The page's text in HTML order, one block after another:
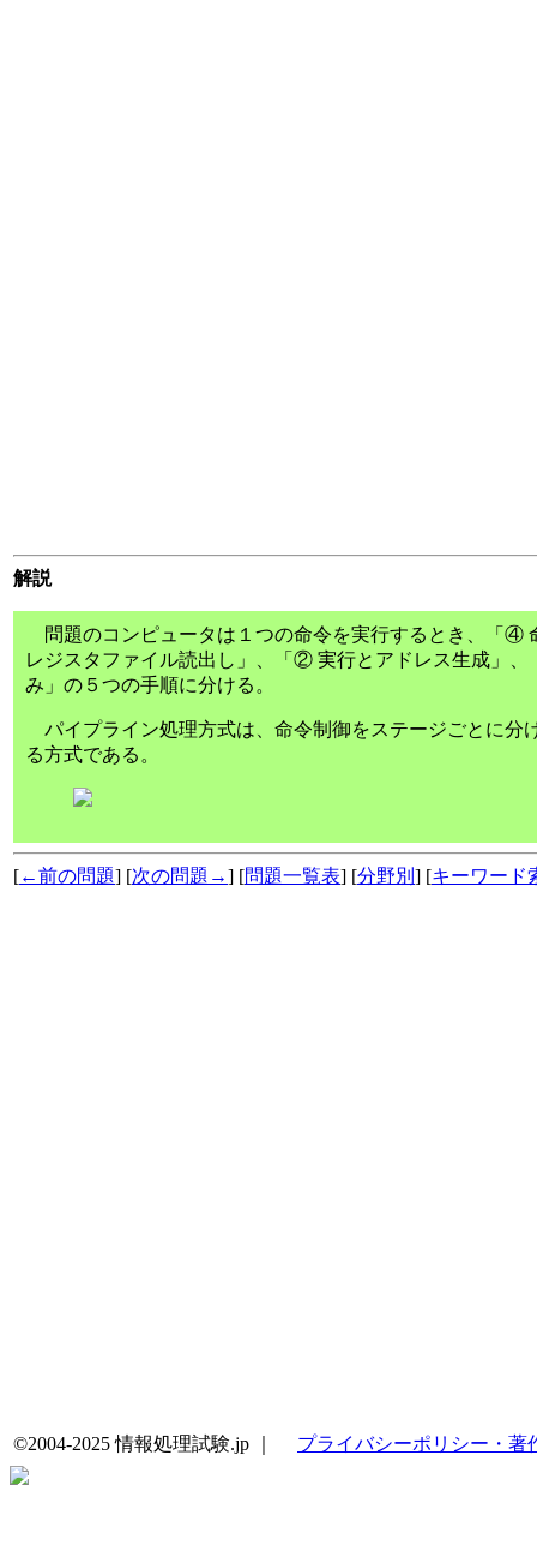
解説
問題のコンピュータは１つの命令を実行するとき、「④
レジスタファイル読出し」、「② 実行とアドレス生成」
み」の５つの手順に分ける。
パイプライン処理方式は、命令制御をステージごとに分
る方式である。
[←前の問題] [次の問題→] [問題一覧表] [分野別 ] [キーワード
©2004-2025 情報処理試験.jp ｜ プライバシーポリシー・著